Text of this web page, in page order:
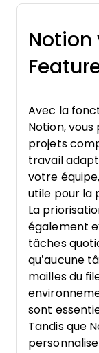
Notion
Avec la
Notion,
projets
travail
votre
utile pour la
La
également
tâches
qu’aucune
mailles du
sont
Tandis que